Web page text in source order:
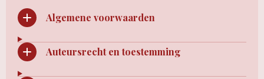
Algemene voorwaarden
Auteursrecht en toestemming